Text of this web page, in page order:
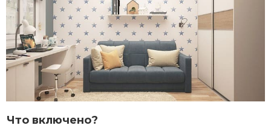
Что включено?